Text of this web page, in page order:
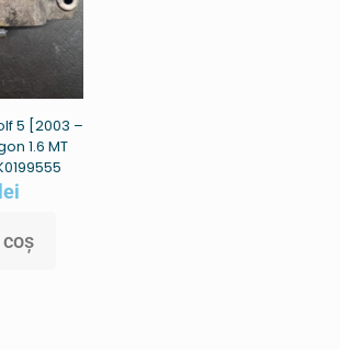
5 [2003 –
1.6 MT
lei